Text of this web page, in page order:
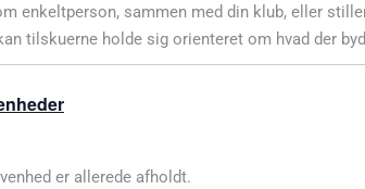
enkeltperson, sammen med din klub, eller
tilskuerne holde sig orienteret om hvad der
er allerede afholdt.